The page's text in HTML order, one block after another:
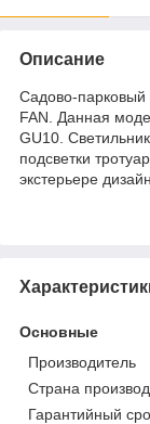
Описание
Садово-парковый
FAN. Данная
GU10.
подсветки
экстерьере
Основные
Производитель
Страна
Гарантийный